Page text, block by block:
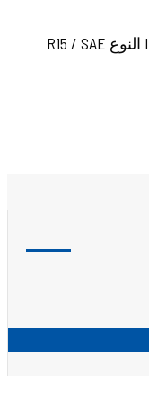
6. المعايير القابلة للتطبيق: ISO 3862-1 النوع R15 / SAE